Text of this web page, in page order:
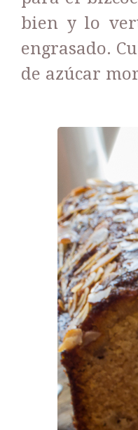
bien y lo
engrasado.
de azúcar